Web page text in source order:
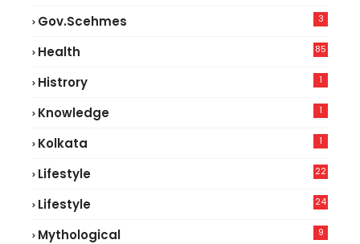
Gov.scehmes 3
Health
85
Histrory 1
Knowledge 1
Kolkata 1
Lifestyle
22
Lifestyle
24
Mythological 9